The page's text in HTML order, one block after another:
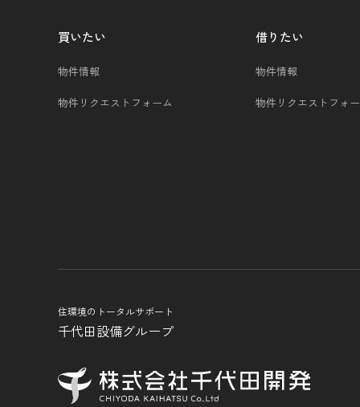
買いたい
物件情報
物件リクエストフォーム
借りたい
物件情報
物件リクエストフォ
住環境のトータルサポート
千代田設備グループ